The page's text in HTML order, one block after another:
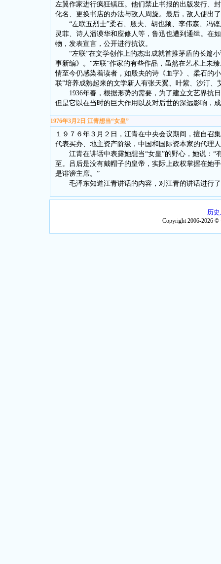
左翼作家进行疯狂镇压。他们禁止书报的出版发行、
化名、更换书店的办法与敌人周旋。最后，敌人使出
“左联五烈士”柔石、殷夫、胡也频、李伟森、冯铿
灵菲、诗人潘谟华和应修人等，鲁迅也遭到通缉。在
物，发表宣言，公开进行抗议。
“左联”在文学创作上的杰出成就首推茅盾的长篇小
事新编》。“左联”作家的有些作品，虽然在艺术上未
情至今仍感染着读者，如殷夫的诗《血字》、柔石的
联”培养成熟起来的文学新人有张天翼、叶紫、沙汀、
1936年春，根据形势的需要，为了建立文艺界抗日
但是它以在当时的巨大作用以及对后世的深远影响，
1976年3月2日 江青想当“女皇”
１９７６年３月２日，江青在中央会议期间，擅自召
代表买办、地主资产阶级，中国和国际资本家的代理
江青在讲话中表露她想当“女皇”的野心，她说：“
至。吕后是没有戴帽子的皇帝，实际上政权掌握在她
是诽谤主席。”
毛泽东知道江青讲话的内容，对江青的讲话进行
历
Copyright 2006-2026